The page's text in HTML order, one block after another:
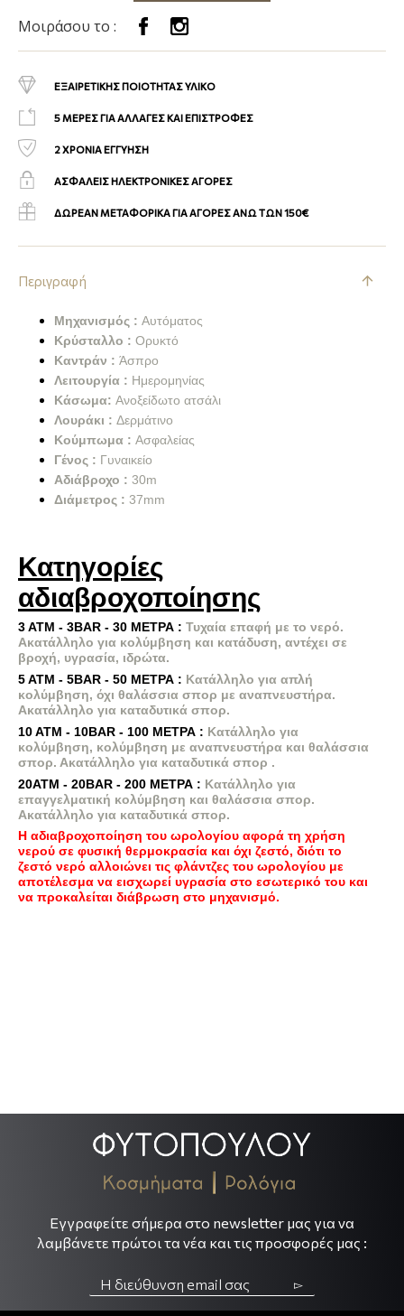
Μοιράσου το :
ΕΞΑΙΡΕΤΙΚΗΣ ΠΟΙΟΤΗΤΑΣ ΥΛΙΚΟ
5 ΜΕΡΕΣ ΓΙΑ ΑΛΛΑΓΕΣ ΚΑΙ ΕΠΙΣΤΡΟΦΕΣ
2 ΧΡΟΝΙΑ ΕΓΓΥΗΣΗ
ΑΣΦΑΛΕΙΣ ΗΛΕΚΤΡΟΝΙΚΕΣ ΑΓΟΡΕΣ
ΔΩΡΕΑΝ ΜΕΤΑΦΟΡΙΚΑ ΓΙΑ ΑΓΟΡΕΣ ΑΝΩ ΤΩΝ 150€
Περιγραφή
Μηχανισμός : Αυτόματος
Κρύσταλλο : Ορυκτό
Καντράν : Άσπρο
Λειτουργία : Ημερομηνίας
Κάσωμα: Ανοξείδωτο ατσάλι
Λουράκι : Δερμάτινο
Κούμπωμα : Ασφαλείας
Γένος : Γυναικείο
Αδιάβροχο : 30m
Διάμετρος : 37mm
Κατηγορίες
αδιαβροχοποίησης
3 ΑΤΜ - 3BAR - 30 ΜΕΤΡΑ : Τυχαία επαφή με το νερό.
Ακατάλληλο για κολύμβηση και κατάδυση, αντέχει σε
βροχή, υγρασία, ιδρώτα.
5 ΑΤΜ - 5BAR - 50 ΜΕΤΡΑ : Κατάλληλο για απλή
κολύμβηση, όχι θαλάσσια σπορ με αναπνευστήρα.
Ακατάλληλο για καταδυτικά σπορ.
10 ΑΤΜ - 10BAR - 100 ΜΕΤΡΑ : Κατάλληλο για
κολύμβηση, κολύμβηση με αναπνευστήρα και θαλάσσια
σπορ. Ακατάλληλο για καταδυτικά σπορ .
20ΑΤΜ - 20BAR - 200 ΜΕΤΡΑ : Κατάλληλο για
επαγγελματική κολύμβηση και θαλάσσια σπορ.
Ακατάλληλο για καταδυτικά σπορ.
Η αδιαβροχοποίηση του ωρολογίου αφορά τη χρήση
νερού σε φυσική θερμοκρασία και όχι ζεστό, διότι το
ζεστό νερό αλλοιώνει τις φλάντζες του ωρολογίου με
αποτέλεσμα να εισχωρεί υγρασία στο εσωτερικό του και
να προκαλείται διάβρωση στο μηχανισμό.
Εγγραφείτε σήμερα στο newsletter μας για να
λαμβάνετε πρώτοι τα νέα και τις προσφορές μας :
▻